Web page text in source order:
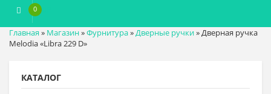
0
Главная » Магазин»Фурнитура»Дверные ручки»Дверная ручка
Melodia «Libra 229 D»
КАТАЛОГ